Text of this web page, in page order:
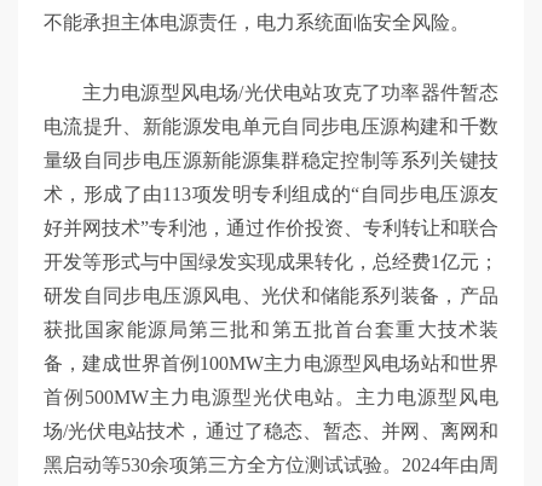
不能承担主体电源责任，电力系统面临安全风险。
主力电源型风电场/光伏电站攻克了功率器件暂态
电流提升、新能源发电单元自同步电压源构建和千数
量级自同步电压源新能源集群稳定控制等系列关键技
术，形成了由113项发明专利组成的“自同步电压源友
好并网技术”专利池，通过作价投资、专利转让和联合
开发等形式与中国绿发实现成果转化，总经费1亿元；
研发自同步电压源风电、光伏和储能系列装备，产品
获批国家能源局第三批和第五批首台套重大技术装
备，建成世界首例100MW主力电源型风电场站和世界
首例500MW主力电源型光伏电站。主力电源型风电
场/光伏电站技术，通过了稳态、暂态、并网、离网和
黑启动等530余项第三方全方位测试试验。2024年由周